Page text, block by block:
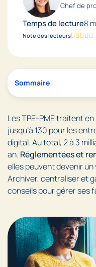
Chef de
Temps de lecture8
Note des lecteurs
Sommaire
Les TPE-PME traitent
jusqu’à 130 pour les
digital. Au total, 2 à 3
an. Réglementées et
elles peuvent devenir
Archiver, centraliser et
conseils pour gérer ses